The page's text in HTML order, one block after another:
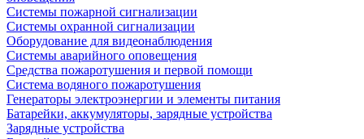
Системы пожарной сигнализации
Системы охранной сигнализации
Оборудование для видеонаблюдения
Системы аварийного оповещения
Средства пожаротушения и первой помощи
Система водяного пожаротушения
Генераторы электроэнергии и элементы питания
Батарейки, аккумуляторы, зарядные устройства
Зарядные устройства